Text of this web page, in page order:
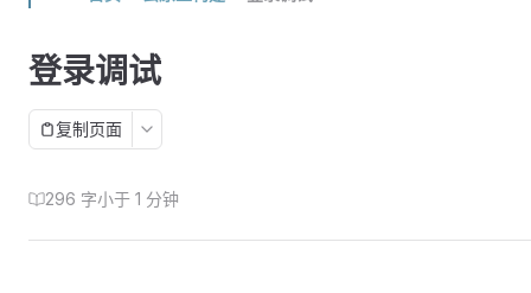
登录调试
复制页面
296 字小于 1 分钟